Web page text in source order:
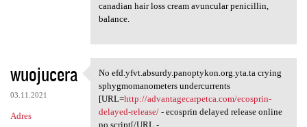
canadian hair loss cream avuncular penicillin,
balance.
wuojucera
03.11.2021
Adres
No efd.yfvt.absurdy
No efd.yfvt.absurdy.panoptykon.org.yta.ta crying
sphygmomanometers undercurrents
[URL=http://advantagecarpetca.com/ecosprin-
delayed-release/- ecosprin delayed release online
no script[/URL -